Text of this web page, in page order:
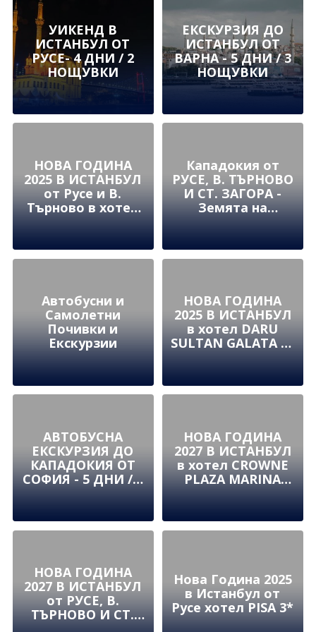
УИКЕНД В
ИСТАНБУЛ ОТ
РУСЕ- 4 ДНИ / 2
НОЩУВКИ
ЕКСКУРЗИЯ ДО
ИСТАНБУЛ ОТ
ВАРНА - 5 ДНИ / 3
НОЩУВКИ
НОВА ГОДИНА
2025 В ИСТАНБУЛ
от Русе и В.
Търново в хотел
DARU SULTAN
сърцето на
Таксим
Кападокия от
РУСЕ, В. ТЪРНОВО
И СТ. ЗАГОРА -
Земята на
приказните
вълшебни феи -
автобусна
Автобусни и
Самолетни
Почивки и
Екскурзии
НОВА ГОДИНА
2025 В ИСТАНБУЛ
в хотел DARU
SULTAN GALATA 4*
в сърцето на
АВТОБУСНА
ЕКСКУРЗИЯ ДО
КАПАДОКИЯ ОТ
СОФИЯ - 5 ДНИ / 4
НОЩУВКИ
НОВА ГОДИНА
2027 В ИСТАНБУЛ
в хотел CROWNE
PLAZA MARINA
TUZLA 5*
НОВА ГОДИНА
2027 В ИСТАНБУЛ
от РУСЕ, В.
ТЪРНОВО И СТ.
Нова Година 2025
в Истанбул от
Русе хотел PISA 3*